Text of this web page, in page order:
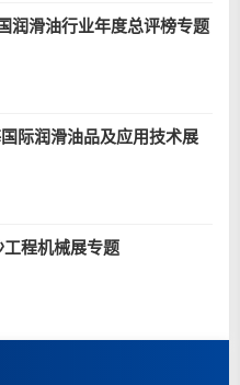
润滑油行业年度总评榜专题
际润滑油品及应用技术展
程机械展专题